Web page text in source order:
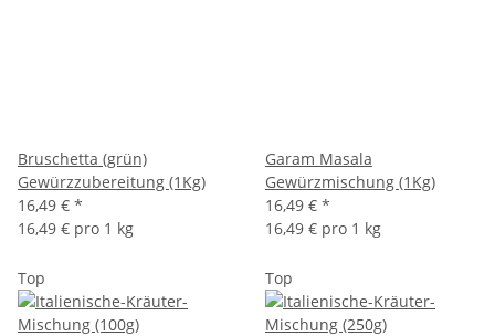
Bruschetta (grün)
Gewürzzubereitung (1Kg)
16,49 € *
16,49 € pro 1 kg
Garam Masala
Gewürzmischung (1Kg)
16,49 € *
16,49 € pro 1 kg
Top Top